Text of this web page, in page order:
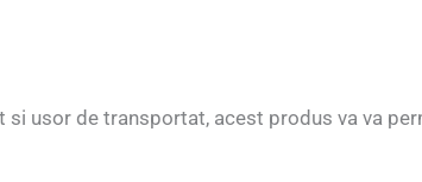
usor de transportat, acest produs va va